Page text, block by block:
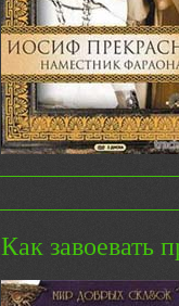
Как завоевать